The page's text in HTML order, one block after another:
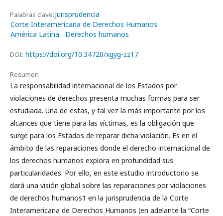
Palabras clave:Jurisprudencia
Corte Interamericana de Derechos Humanos
América Latina
Derechos humanos
DOI: https://doi.org/10.34720/xgyg-zz17
Resumen
La responsabilidad internacional de los Estados por
violaciones de derechos presenta muchas formas para ser
estudiada. Una de estas, y tal vez la más importante por los
alcances que tiene para las víctimas, es la obligación que
surge para los Estados de reparar dicha violación. Es en el
ámbito de las reparaciones donde el derecho internacional de
los derechos humanos explora en profundidad sus
particularidades. Por ello, en este estudio introductorio se
dará una visión global sobre las reparaciones por violaciones
de derechos humanos1 en la jurisprudencia de la Corte
Interamericana de Derechos Humanos (en adelante la “Corte